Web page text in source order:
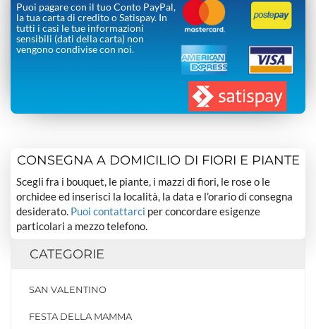
Puoi pagare con il tuo Conto PayPal,
la tua carta di credito o Satispay. In
tutti i casi le tue informazioni
sensibili (dati della carta) non
vengono condivise con noi.
CONSEGNA A DOMICILIO DI FIORI E PIANTE
Scegli fra i bouquet, le piante, i mazzi di fiori, le rose o le
orchidee ed inserisci la località, la data e l’orario di consegna
desiderato. Puoi contattarci per concordare esigenze
particolari a mezzo telefono.
CATEGORIE
SAN VALENTINO
FESTA DELLA MAMMA